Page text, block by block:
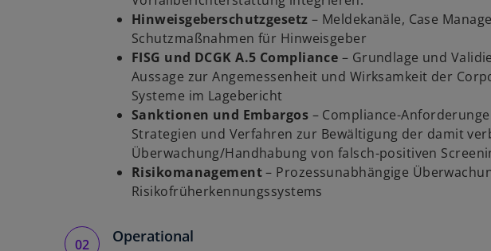
Hinweisgeberschutzgesetz – Meldekanäle, Case
Schutzmaßnahmen für Hinweisgeber
FISG und DCGK A.5 Compliance – Grundlage und
Aussage zur Angemessenheit und Wirksamkeit der
Systeme im Lagebericht
Sanktionen und Embargos – Compliance-
Strategien und Verfahren zur Bewältigung der damit
Überwachung/Handhabung von falsch-positiven
Risikomanagement– Prozessunabhängige
Risikofrüherkennungssystems
Operational